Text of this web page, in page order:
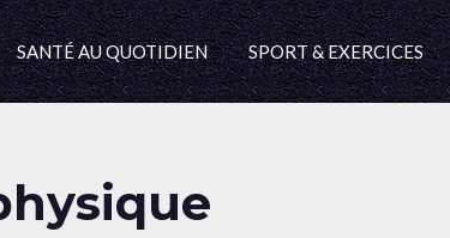
SANTÉ AU QUOTIDIEN SPORT & EXERCICES